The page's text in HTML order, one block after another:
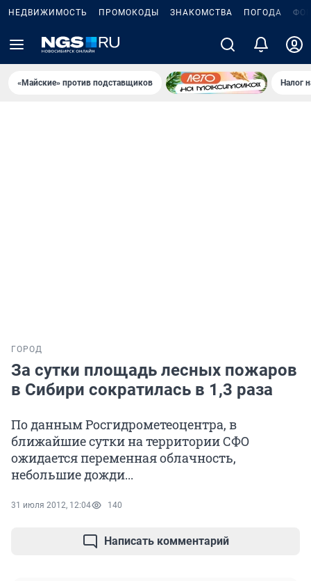
НЕДВИЖИМОСТЬ ПРОМОКОДЫ ЗНАКОМСТВА ПОГОДА
«Майские» против подставщиков Налог
ГОРОД
За сутки площадь лесных пожаров
в Сибири сократилась в 1,3 раза
По данным Росгидрометеоцентра, в
ближайшие сутки на территории СФО
ожидается переменная облачность,
небольшие дожди...
31 июля 2012, 12:04 140
Написать комментарий